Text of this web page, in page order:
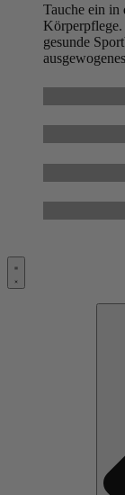
Tauche ein in
Körperpflege.
gesunde